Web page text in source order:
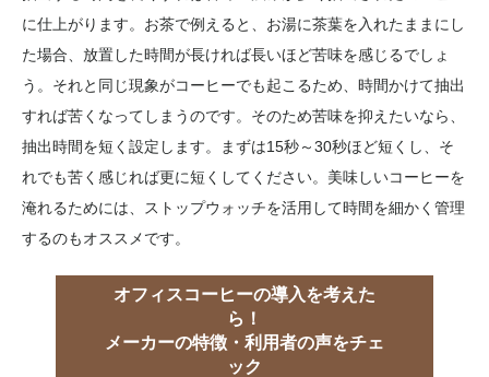
に仕上がります。お茶で例えると、お湯に茶葉を入れたままにし
た場合、放置した時間が長ければ長いほど苦味を感じるでしょ
う。それと同じ現象がコーヒーでも起こるため、時間かけて抽出
すれば苦くなってしまうのです。そのため苦味を抑えたいなら、
抽出時間を短く設定します。まずは15秒～30秒ほど短くし、そ
れでも苦く感じれば更に短くしてください。美味しいコーヒーを
淹れるためには、ストップウォッチを活用して時間を細かく管理
するのもオススメです。
オフィスコーヒーの導入を考えた
ら！
メーカーの特徴・利用者の声をチェ
ック